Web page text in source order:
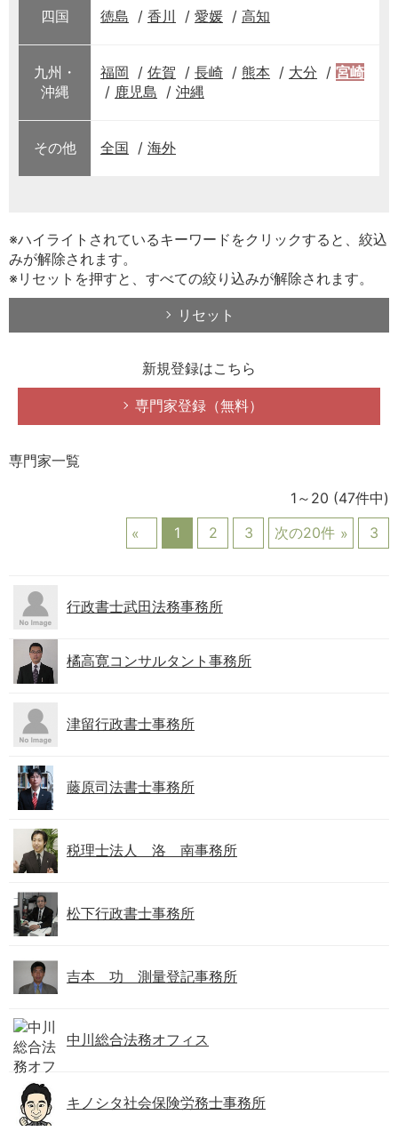
四国 徳島 香川 愛媛 高知
九州・
沖縄
福岡 佐賀 長崎 熊本 大分
宮崎
鹿児島
沖縄
その他 全国 海外
※ハイライトされているキーワードをクリックすると、絞込
みが解除されます。
※リセットを押すと、すべての絞り込みが解除されます。
リセット
新規登録はこちら
専門家登録（無料）
専門家一覧
1～20 (47件中)
1
2 3 次の20件 3
行政書士武田法務事務所
橘高寛コンサルタント事務所
津留行政書士事務所
藤原司法書士事務所
税理士法人 洛 南事務所
松下行政書士事務所
吉本 功 測量登記事務所
中川総合法務オフィス
キノシタ社会保険労務士事務所